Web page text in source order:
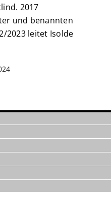
2017
und benannten
2023 leitet Isolde